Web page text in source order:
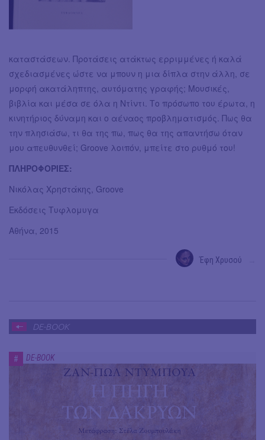
καταστάσεων. Προτάσεις ατάκτως ερριμμένες ή καλά
σχεδιασμένες ώστε να μπουν η μια δίπλα στην άλλη, σε
μορφή ακατάληπτης, αυτόματης γραφής; Μουσικές,
βιβλία και μέσα σε όλα η Ντίντι. Το πρόσωπο του έρωτα, η
κινητήριος δύναμη και ο αέναος προβληματισμός. Πως θα
την πλησιάσω, τι θα της πω, πως θα της απαντήσω όταν
μου απευθυνθεί; Groove λοιπόν, μπείτε στο ρυθμό του!
ΠΛΗΡΟΦΟΡΙΕΣ:
Νικόλας Χρηστάκης, Groove
Εκδόσεις Τυφλομυγα
Αθήνα, 2015
Έφη Χρυσού
DE-BOOK
# DE-BOOK